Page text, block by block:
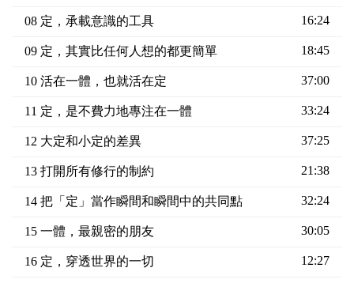
08 定，承載意識的工具 16:24
09 定，其實比任何人想的都更簡單 18:45
10 活在一體，也就活在定 37:00
11 定，是不費力地專注在一體 33:24
12 大定和小定的差異 37:25
13 打開所有修行的制約 21:38
14 把「定」當作瞬間和瞬間中的共同點 32:24
15 一體，最親密的朋友 30:05
16 定，穿透世界的一切 12:27